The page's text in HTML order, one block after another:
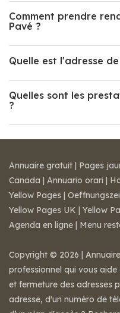
Comment prendre
Pavé ?
Quelle est l'adresse
Quelles sont les
?
Annuaire gratuit | Pages
Canada | Annuario orari |
Yellow Pages |
Yellow Pages UK | Yellow
Agenda en ligne | Menu
Copyright © 2026 |
professionnel qui vous aide
et fermeture des adresses
adresse, d'un numéro de